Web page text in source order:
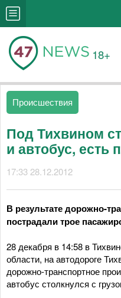
18+
Происшествия
Под Тихвином
и автобус, есть
17:33 28.12.2012
В результате дорожно-
пострадали трое
28 декабря в 14:58 в
области, на автодороге
дорожно-транспортное
автобус столкнулся с